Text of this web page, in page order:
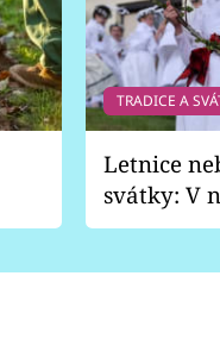
TRADICE A
Letnice
svátky: V
pondělí